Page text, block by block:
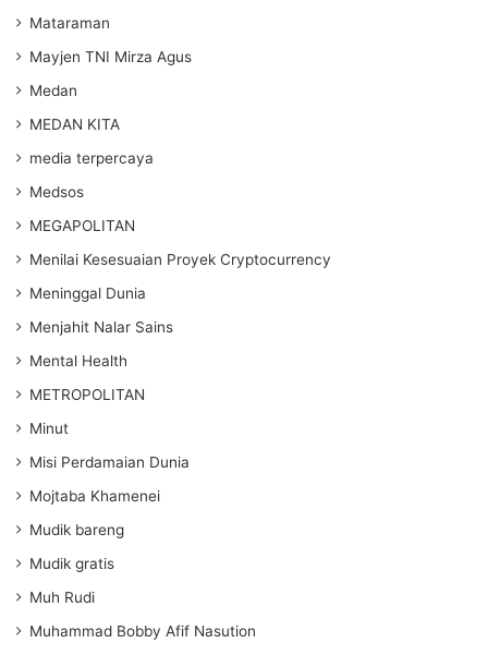
Mataraman
Mayjen TNI Mirza Agus
Medan
MEDAN KITA
media terpercaya
Medsos
MEGAPOLITAN
Menilai Kesesuaian Proyek Cryptocurrency
Meninggal Dunia
Menjahit Nalar Sains
Mental Health
METROPOLITAN
Minut
Misi Perdamaian Dunia
Mojtaba Khamenei
Mudik bareng
Mudik gratis
Muh Rudi
Muhammad Bobby Afif Nasution